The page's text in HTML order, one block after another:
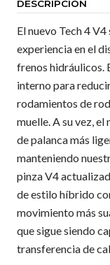
DESCRIPCIÓN
El nuevo Tech 4
experiencia en el
frenos hidráulicos.
interno para
rodamientos de
muelle. A su vez,
de palanca más
manteniendo
pinza V4
de estilo híbrido
movimiento más
que sigue siendo
transferencia de